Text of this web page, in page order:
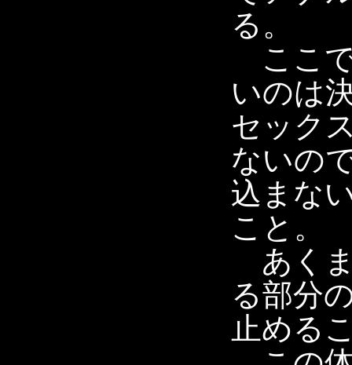
る。
ここ
いのは
セック
ないの
込まな
こと。
あく
る部分
止める